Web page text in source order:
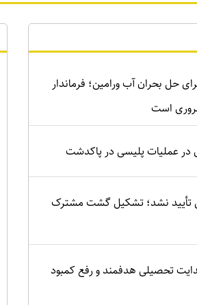
برای حل بحران آب ورامین؛ فرماندار
است
در عملیات پلیسی در پاکدشت
تأیید نشد؛ تشکیل گشت مشترک
تحصیلی هدفمند و رفع کمبود